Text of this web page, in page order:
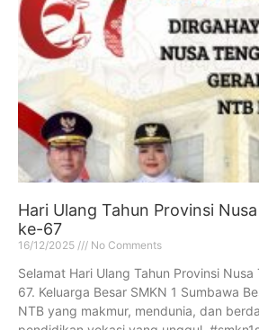
Hari Ulang Tahun Provinsi
ke-67
16/12/2025 No Comments
Selamat Hari Ulang Tahun Provinsi
67. Keluarga Besar SMKN 1 Sumbawa
NTB yang makmur, mendunia, dan